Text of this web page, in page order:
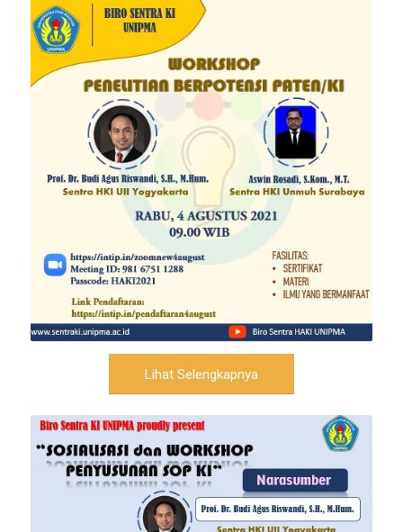
Lihat Selengkapnya